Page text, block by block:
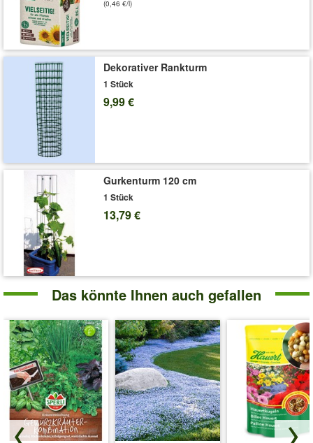
Gartenbau angewendet werden. Deswegen ist diese Erde
unbedenklich für Mensch und Tier!
Art.-Nr.:8455
Liefergröße:
20 Liter
(0,46 €/l)
Dekorativer Rankturm
1 Stück
9,99 €
Gurkenturm 120 cm
1 Stück
13,79 €
Das könnte Ihnen auch gefallen